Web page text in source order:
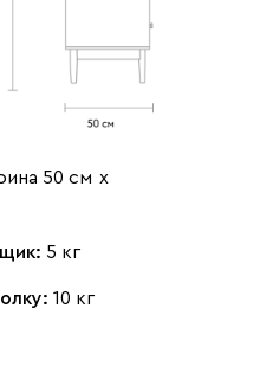
50 см х
5 кг
10 кг